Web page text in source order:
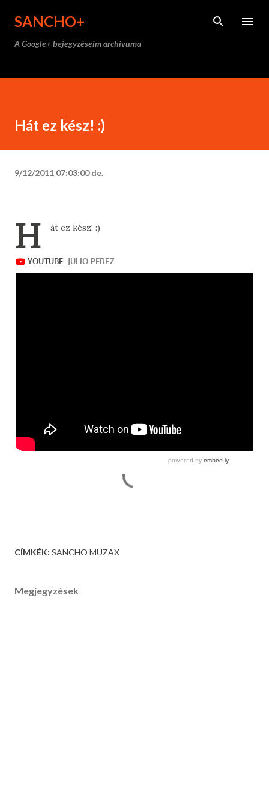
SANCHO+
A Google+ bejegyzéseim archívuma
Hát ez kész! :)
9/12/2011 07:03:00 de.
H át ez kész! :)
CÍMKÉK: SANCHO MUZAX
Megjegyzések